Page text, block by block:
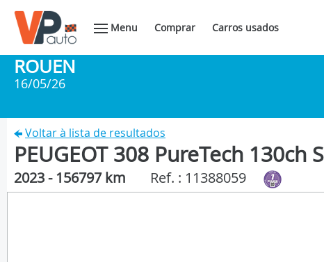
Menu Comprar Carros usados
ROUEN
16/05/26
Voltar à lista de resultados
PEUGEOT 308 PureTech 130ch
2023 - 156797 km Ref. : 11388059